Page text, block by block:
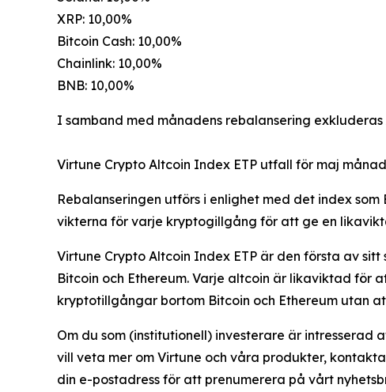
XRP: 10,00%
Bitcoin Cash: 10,00%
Chainlink: 10,00%
BNB: 10,00%
I samband med månadens rebalansering
Virtune Crypto Altcoin Index ETP utfall för maj månad
Rebalanseringen utförs i enlighet med det index
vikterna för varje kryptogillgång för att ge en
Virtune Crypto Altcoin Index ETP är den första av
Bitcoin och Ethereum. Varje altcoin är likaviktad
kryptotillgångar bortom Bitcoin och Ethereum utan
Om du som (institutionell) investerare är
vill veta mer om Virtune och våra produkter,
din e-postadress för att prenumerera på vårt